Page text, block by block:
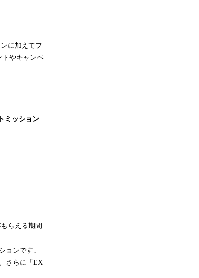
に加えてフ
トやキャンペ
ミッション
らえる期間
ョンです。
さらに「EX